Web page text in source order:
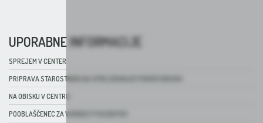
UPORABNE INFORMACIJE
SPREJEM V CENTER
PRIPRAVA STAROSTNIKA NA SPREJEMANJE POMOČI DRUGIH
NA OBISKU V CENTRU
POOBLAŠČENEC ZA VARNOST PACIENTOV